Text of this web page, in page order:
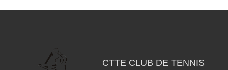
CTTE CLUB DE TENNIS